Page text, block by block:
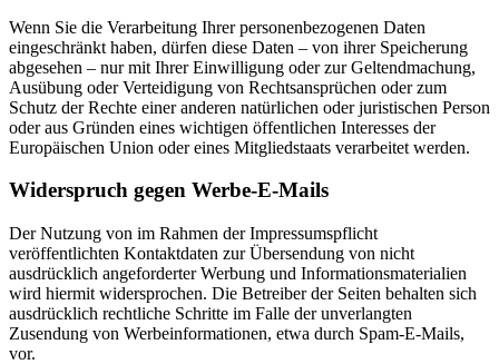
Wenn Sie die Verarbeitung Ihrer personenbezogenen Daten
eingeschränkt haben, dürfen diese Daten – von ihrer Speicherung
abgesehen – nur mit Ihrer Einwilligung oder zur Geltendmachung,
Ausübung oder Verteidigung von Rechtsansprüchen oder zum
Schutz der Rechte einer anderen natürlichen oder juristischen Person
oder aus Gründen eines wichtigen öffentlichen Interesses der
Europäischen Union oder eines Mitgliedstaats verarbeitet werden.
Widerspruch gegen Werbe-E-Mails
Der Nutzung von im Rahmen der Impressumspflicht
veröffentlichten Kontaktdaten zur Übersendung von nicht
ausdrücklich angeforderter Werbung und Informationsmaterialien
wird hiermit widersprochen. Die Betreiber der Seiten behalten sich
ausdrücklich rechtliche Schritte im Falle der unverlangten
Zusendung von Werbeinformationen, etwa durch Spam-E-Mails,
vor.